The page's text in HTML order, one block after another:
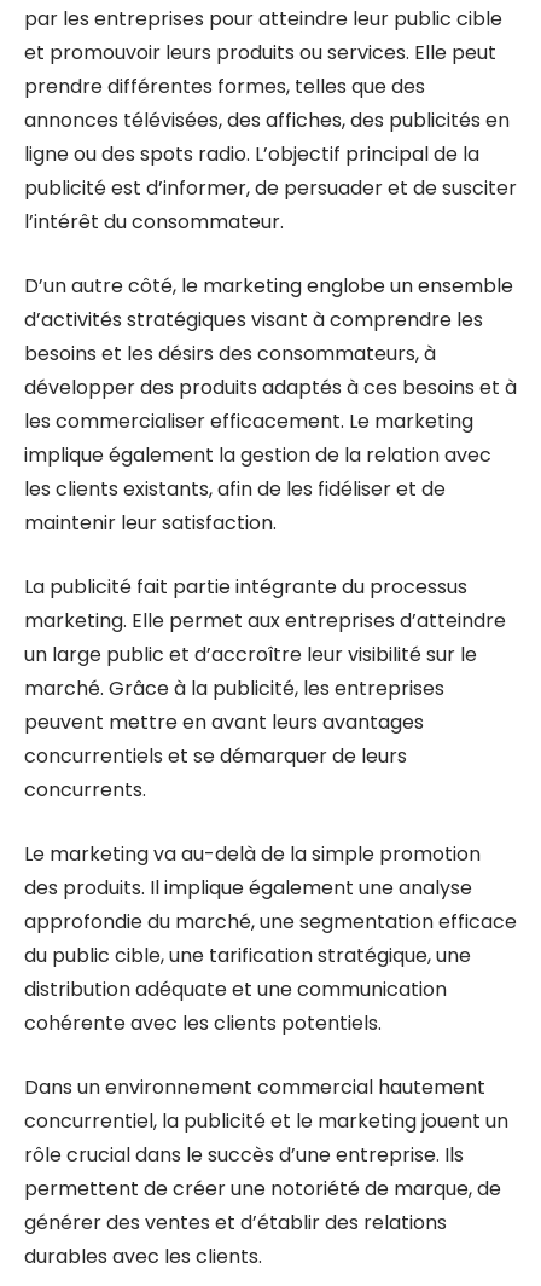
par les entreprises pour atteindre leur public cible
et promouvoir leurs produits ou services. Elle peut
prendre différentes formes, telles que des
annonces télévisées, des affiches, des publicités en
ligne ou des spots radio. L’objectif principal de la
publicité est d’informer, de persuader et de susciter
l’intérêt du consommateur.
D’un autre côté, le marketing englobe un ensemble
d’activités stratégiques visant à comprendre les
besoins et les désirs des consommateurs, à
développer des produits adaptés à ces besoins et à
les commercialiser efficacement. Le marketing
implique également la gestion de la relation avec
les clients existants, afin de les fidéliser et de
maintenir leur satisfaction.
La publicité fait partie intégrante du processus
marketing. Elle permet aux entreprises d’atteindre
un large public et d’accroître leur visibilité sur le
marché. Grâce à la publicité, les entreprises
peuvent mettre en avant leurs avantages
concurrentiels et se démarquer de leurs
concurrents.
Le marketing va au-delà de la simple promotion
des produits. Il implique également une analyse
approfondie du marché, une segmentation efficace
du public cible, une tarification stratégique, une
distribution adéquate et une communication
cohérente avec les clients potentiels.
Dans un environnement commercial hautement
concurrentiel, la publicité et le marketing jouent un
rôle crucial dans le succès d’une entreprise. Ils
permettent de créer une notoriété de marque, de
générer des ventes et d’établir des relations
durables avec les clients.